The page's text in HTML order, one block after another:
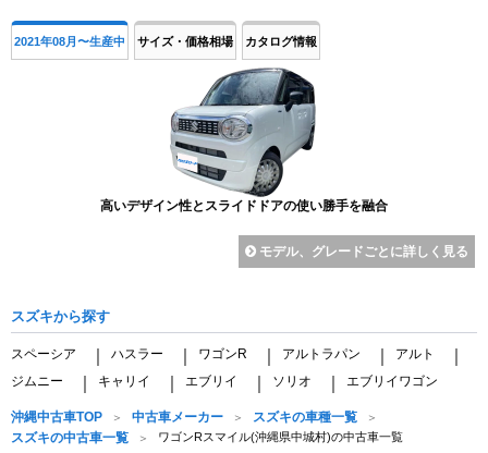
2021年08月〜生産中 サイズ・価格相場 カタログ情報
高いデザイン性とスライドドアの使い勝手を融合
モデル、グレードごとに詳しく見る
スズキから探す
スペーシア ハスラー ワゴンR アルトラパン アルト
ジムニー キャリイ エブリイ ソリオ エブリイワゴン
沖縄中古車TOP 中古車メーカー
スズキの車種一覧
スズキの中古車一覧
ワゴンRスマイル(沖縄県中城村)の中古車一覧